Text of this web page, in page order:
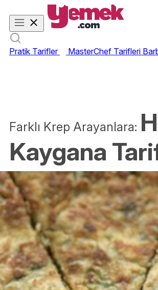
Pratik Tarifler MasterChef Tarifleri
Farklı Krep Arayanlara:
Kaygana